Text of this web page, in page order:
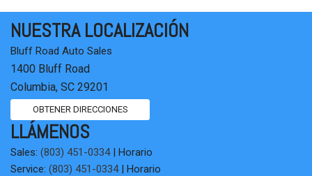
NUESTRA LOCALIZACIÓN
Bluff Road Auto Sales
1400 Bluff Road
Columbia, SC 29201
OBTENER DIRECCIONES
LLÁMENOS
Sales: (803) 451-0334| Horario
Service: (803) 451-0334| Horario